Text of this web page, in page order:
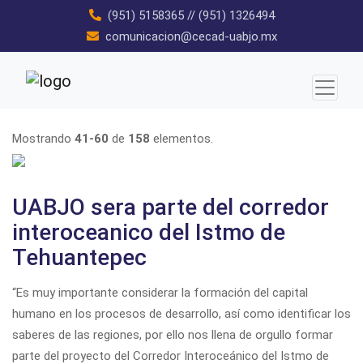
content
(951) 5158365// (951) 1326494
comunicacion@cecad-uabjo.mx
Mostrando 41-60 de 158 elementos.
UABJO sera parte del corredor
interoceanico del Istmo de
Tehuantepec
“Es muy importante considerar la formación del capital
humano en los procesos de desarrollo, así como identificar los
saberes de las regiones, por ello nos llena de orgullo formar
parte del proyecto del Corredor Interoceánico del Istmo de